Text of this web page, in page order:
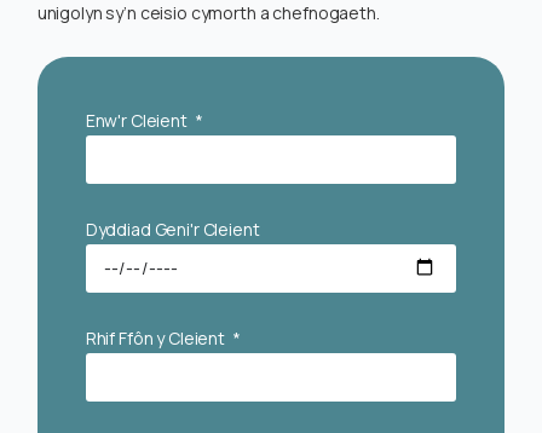
unigolyn sy’n ceisio cymorth a chefnogaeth.
Enw'r Cleient
Dyddiad Geni'r Cleient
Rhif Ffôn y Cleient